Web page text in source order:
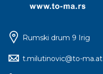
Rumski drum 9 Irig
t.milutinovic@to-ma.at